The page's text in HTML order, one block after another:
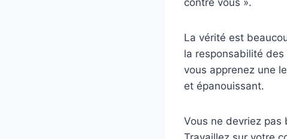
La vérité est
la responsabilité
vous apprenez une
et épanouissant.
Vous ne devriez pas